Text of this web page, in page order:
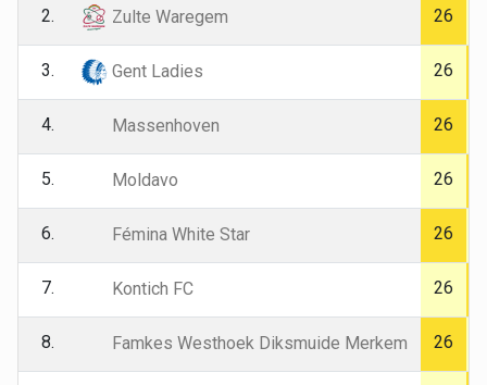
2. Zulte Waregem 26
3. Gent Ladies 26
4. Massenhoven 26
5. Moldavo 26
6. Fémina White Star 26
7. Kontich FC 26
8. Famkes Westhoek Diksmuide Merkem 26